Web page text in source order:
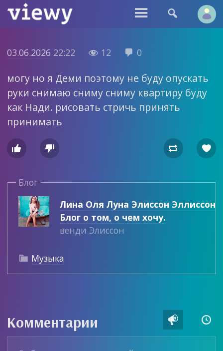
 
03.06.2026 22:22  12  0
могу но я Деми поэтому не буду опускать
руки снимаю сниму сниму квартиру буду
как Нади. рисовать стричь принять
принимать
   
Блог
Лина Оля Луна Элиссон Эллиссон
Блог о том, о чем хочу.
венди Элиссон
 Музыка
Комментарии  